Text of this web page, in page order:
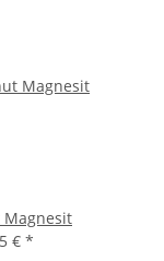
Magnesit
€ *